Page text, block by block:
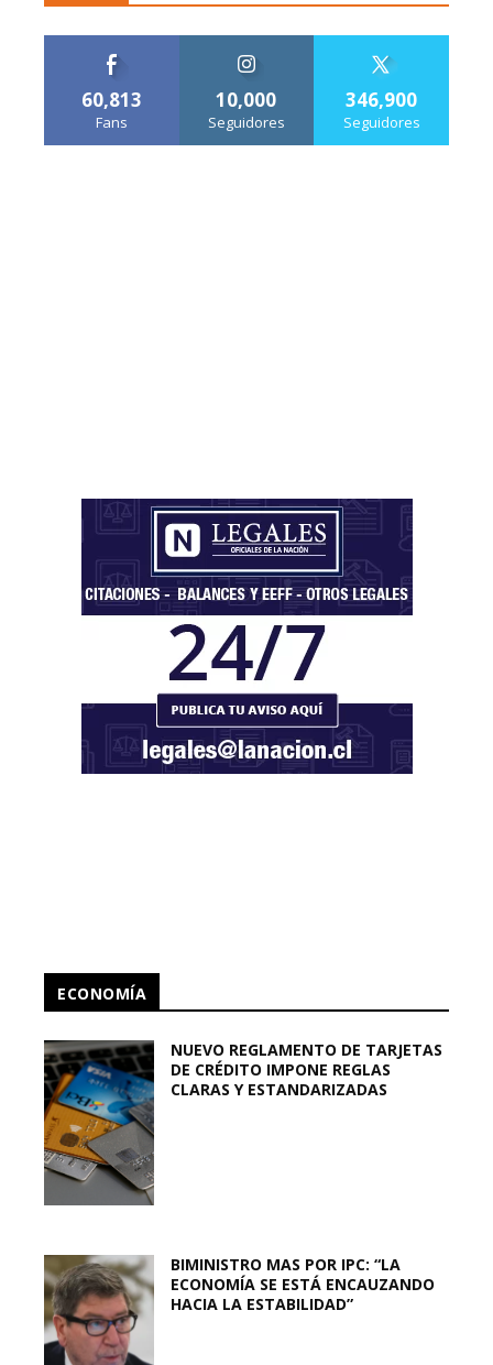
60,813
Fans
10,000
Seguidores
346,900
Seguidores
ECONOMÍA
NUEVO REGLAMENTO DE TARJETAS
DE CRÉDITO IMPONE REGLAS
CLARAS Y ESTANDARIZADAS
BIMINISTRO MAS POR IPC: “LA
ECONOMÍA SE ESTÁ ENCAUZANDO
HACIA LA ESTABILIDAD”